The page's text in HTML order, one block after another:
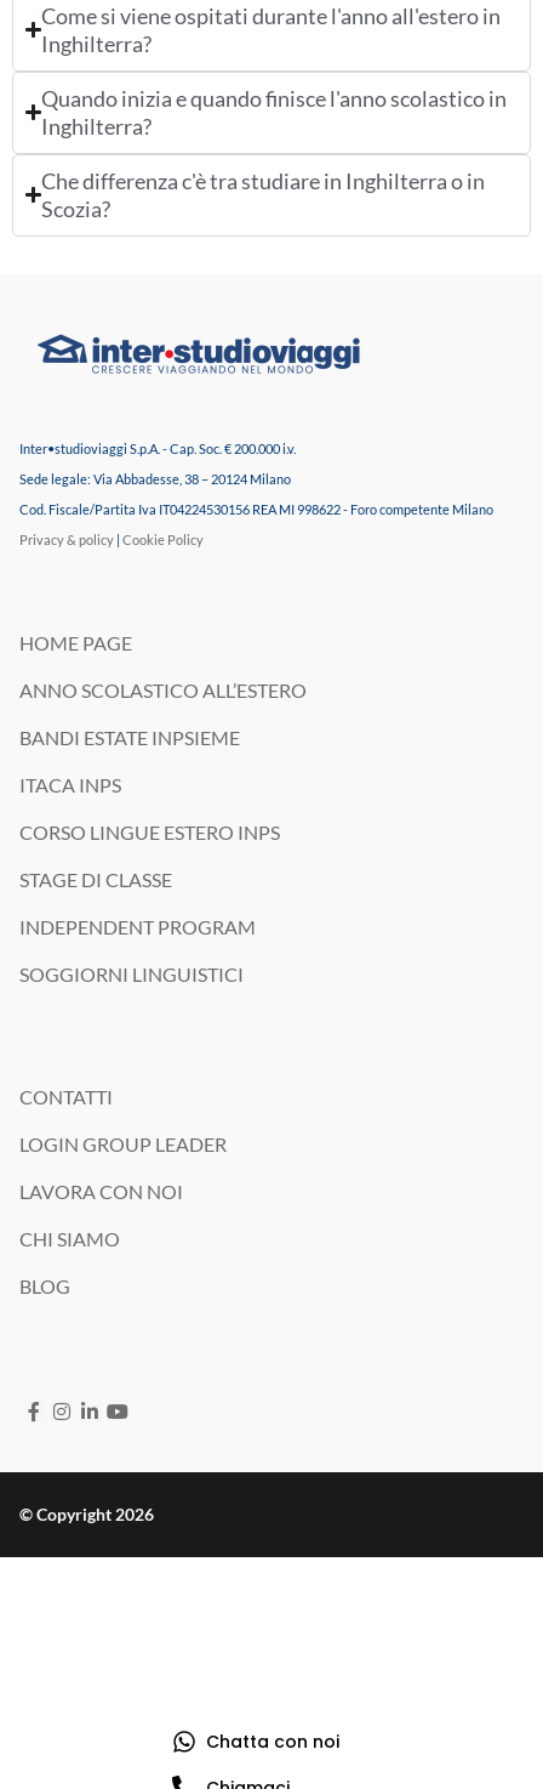
Come si viene ospitati durante l'anno all'estero in
Inghilterra?
Quando inizia e quando finisce l'anno scolastico in
Inghilterra?
Che differenza c'è tra studiare in Inghilterra o in
Scozia?
Inter•studioviaggi S.p.A. - Cap. Soc. € 200.000 i.v.
Sede legale: Via Abbadesse, 38 – 20124 Milano
Cod. Fiscale/Partita Iva IT04224530156 REA MI 998622 - Foro competente Milano
Privacy & policy | Cookie Policy
HOME PAGE
ANNO SCOLASTICO ALL’ESTERO
BANDI ESTATE INPSIEME
ITACA INPS
CORSO LINGUE ESTERO INPS
STAGE DI CLASSE
INDEPENDENT PROGRAM
SOGGIORNI LINGUISTICI
CONTATTI
LOGIN GROUP LEADER
LAVORA CON NOI
CHI SIAMO
BLOG
© Copyright 2026
Chatta con noi